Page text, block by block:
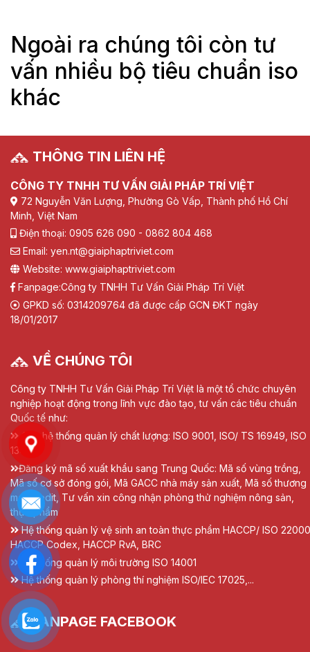
Ngoài ra chúng tôi còn tư
vấn nhiều bộ tiêu chuẩn iso
khác
THÔNG TIN LIÊN HỆ
CÔNG TY TNHH TƯ VẤN GIẢI PHÁP TRÍ VIỆT
72 Nguyễn Văn Lượng, Phường Gò Vấp, Thành phố Hồ Chí
Minh, Việt Nam
Điện thoại: 0905 626 090 - 0862 804 468
Email: yen.nt@giaiphaptriviet.com
Website: www.giaiphaptriviet.com
Fanpage:Công ty TNHH Tư Vấn Giải Pháp Trí Việt
GPKD số: 0314209764 đã được cấp GCN ĐKT ngày
18/01/2017
VỀ CHÚNG TÔI
Công ty TNHH Tư Vấn Giải Pháp Trí Việt là một tổ chức chuyên
nghiệp hoạt động trong lĩnh vực đào tạo, tư vấn các tiêu chuẩn
Quốc tế như:
Các hệ thống quản lý chất lượng: ISO 9001, ISO/ TS 16949, ISO
13485
Đăng ký mã số xuất khẩu sang Trung Quốc: Mã số vùng trồng,
Mã số cơ sở đóng gói, Mã GACC nhà máy sản xuất, Mã số thương
mại Credit, Tư vấn xin công nhận phòng thử nghiệm nông sản,
thực phẩm
Hệ thống quản lý vệ sinh an toàn thực phẩm HACCP/ ISO
HACCP Codex, HACCP RvA, BRC
Hệ thống quản lý môi trường ISO 14001
Hệ thống quản lý phòng thí nghiệm ISO/IEC 17025,...
FANPAGE FACEBOOK